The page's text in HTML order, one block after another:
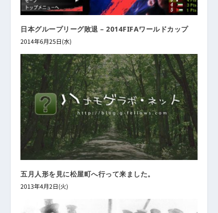
日本グループリーグ敗退 – 2014FIFAワールドカップ
2014年6月25日(水)
五月人形を見に松屋町へ行って来ました。
2013年4月2日(火)